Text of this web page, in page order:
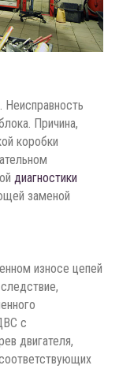
Неисправность
Причина,
коробки
диагностики
заменой
износе цепей
с
двигателя,